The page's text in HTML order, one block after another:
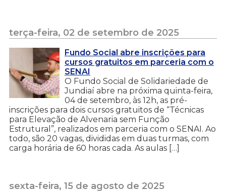
terça-feira, 02 de setembro de 2025
Fundo Social abre inscrições para
cursos gratuitos em parceria com o
SENAI
O Fundo Social de Solidariedade de
Jundiaí abre na próxima quinta-feira,
04 de setembro, às 12h, as pré-
inscrições para dois cursos gratuitos de “Técnicas
para Elevação de Alvenaria sem Função
Estrutural”, realizados em parceria com o SENAI. Ao
todo, são 20 vagas, divididas em duas turmas, com
carga horária de 60 horas cada. As aulas […]
sexta-feira, 15 de agosto de 2025